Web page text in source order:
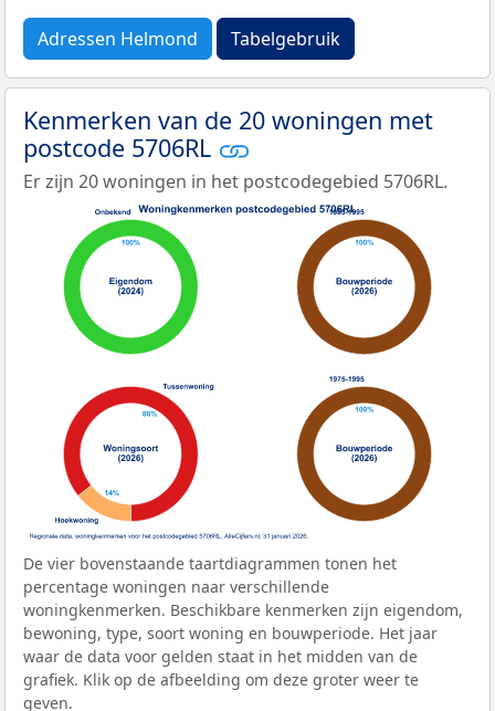
Adressen Helmond Tabelgebruik
Kenmerken van de 20 woningen met
postcode 5706RL
Er zijn 20 woningen in het postcodegebied 5706RL.
De vier bovenstaande taartdiagrammen tonen het
percentage woningen naar verschillende
woningkenmerken. Beschikbare kenmerken zijn eigendom,
bewoning, type, soort woning en bouwperiode. Het jaar
waar de data voor gelden staat in het midden van de
grafiek. Klik op de afbeelding om deze groter weer te
geven.